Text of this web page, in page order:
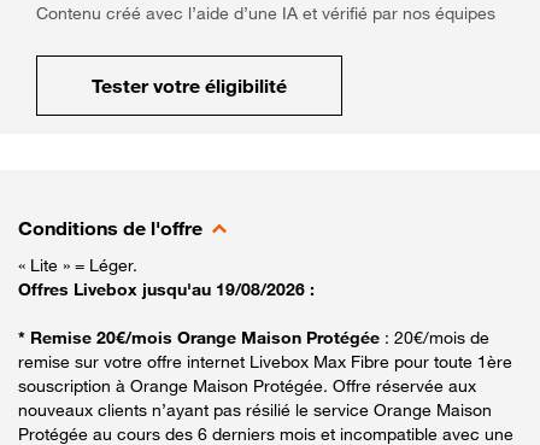
Contenu créé avec l’aide d’une IA et vérifié par nos équipes
Tester votre éligibilité
Conditions de l'offre
« Lite » = Léger.
Offres Livebox jusqu'au 19/08/2026 :
* Remise 20€/mois Orange Maison Protégée : 20€/mois de
remise sur votre offre internet Livebox Max Fibre pour toute 1ère
souscription à Orange Maison Protégée. Offre réservée aux
nouveaux clients n’ayant pas résilié le service Orange Maison
Protégée au cours des 6 derniers mois et incompatible avec une